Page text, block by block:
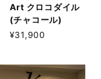
Art クロコダイル
(チャコール)
¥31,900